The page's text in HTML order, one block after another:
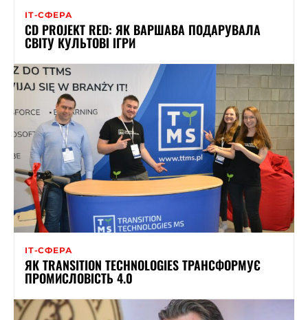
ІТ-СФЕРА
CD PROJEKT RED: ЯК ВАРШАВА ПОДАРУВАЛА
СВІТУ КУЛЬТОВІ ІГРИ
ІТ-СФЕРА
ЯК TRANSITION TECHNOLOGIES ТРАНСФОРМУЄ
ПРОМИСЛОВІСТЬ 4.0